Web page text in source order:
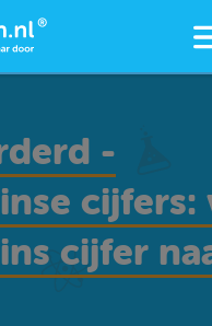
-
cijfers:
cijfer